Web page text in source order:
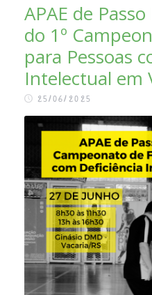
NOTÍCIAS
APOIE
FALE CONOSCO
APAE de
do 1º
para Pessoas
Intelectual em
25/06/2025